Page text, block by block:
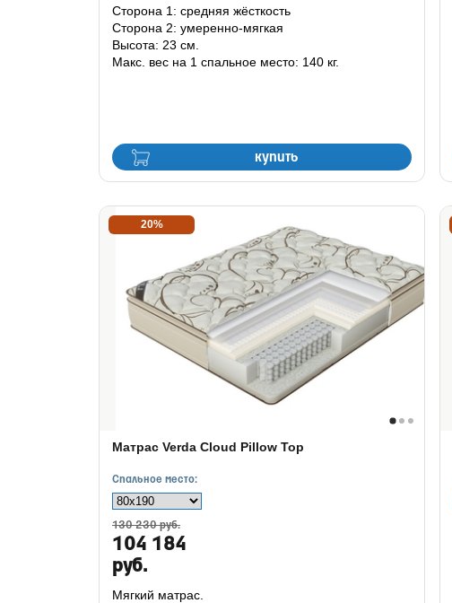
купить
Сторона 1: средняя жёсткость
Сторона 2: умеренно-мягкая
Высота: 23 см.
Макс. вес на 1 спальное место: 140 кг.
20%
Матрас Verda Cloud Pillow Top
Спальное место:
130 230 руб.
104 184
руб.
Мягкий матрас.